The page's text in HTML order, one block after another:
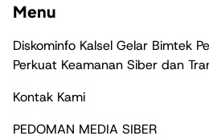
Menu
Diskominfo Kalsel Gelar Bimtek
Perkuat Keamanan Siber dan
Kontak Kami
PEDOMAN MEDIA SIBER